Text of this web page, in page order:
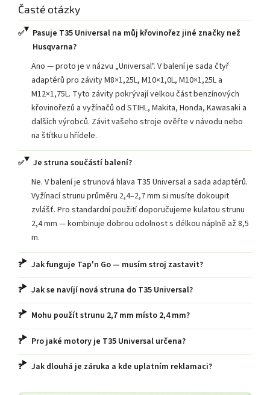
Časté otázky
Pasuje T35 Universal na můj křovinořez jiné značky než
Husqvarna?
Ano — proto je v názvu „Universal". V balení je sada čtyř
adaptérů pro závity M8×1,25L, M10×1,0L, M10×1,25L a
M12×1,75L. Tyto závity pokrývají velkou část benzínových
křovinořezů a vyžínačů od STIHL, Makita, Honda, Kawasaki a
dalších výrobců. Závit vašeho stroje ověřte v návodu nebo
na štítku u hřídele.
Je struna součástí balení?
Ne. V balení je strunová hlava T35 Universal a sada adaptérů.
Vyžínací strunu průměru 2,4–2,7 mm si musíte dokoupit
zvlášť. Pro standardní použití doporučujeme kulatou strunu
2,4 mm — kombinuje dobrou odolnost s délkou náplně až 8,5
m.
Jak funguje Tap'n Go — musím stroj zastavit?
Jak se navíjí nová struna do T35 Universal?
Mohu použít strunu 2,7 mm místo 2,4 mm?
Pro jaké motory je T35 Universal určena?
Jak dlouhá je záruka a kde uplatním reklamaci?